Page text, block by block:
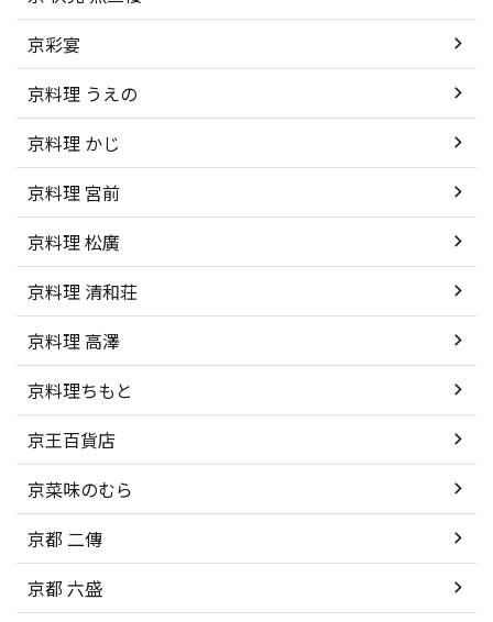
京彩宴
京料理 うえの
京料理 かじ
京料理 宮前
京料理 松廣
京料理 清和荘
京料理 高澤
京料理ちもと
京王百貨店
京菜味のむら
京都 二傳
京都 六盛